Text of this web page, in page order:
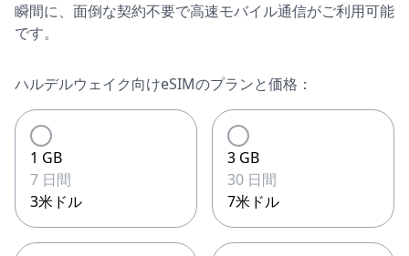
瞬間に、面倒な契約不要で高速モバイル通信がご利用可能
です。
ハルデルウェイク向けeSIMのプランと価格：
1 GB
7 日間
3米ドル
3 GB
30 日間
7米ドル